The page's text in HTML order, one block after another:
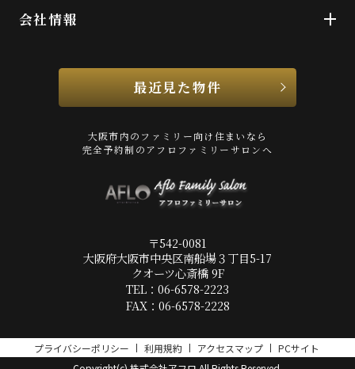
会社情報
最近見た物件
大阪市内のファミリー向け住まいなら
完全予約制のアフロファミリーサロンへ
〒542-0081
大阪府大阪市中央区南船場３丁目5-17
クオーツ心斎橋 9F
TEL：06-6578-2223
FAX：06-6578-2228
プライバシーポリシー 利用規約 アクセスマップ
PCサイト